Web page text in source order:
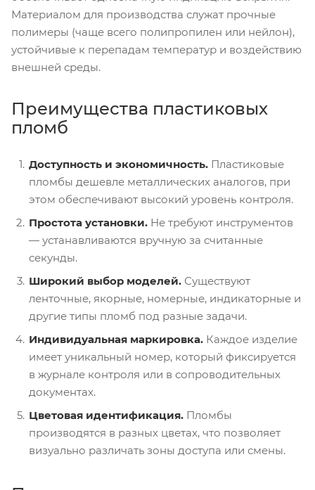
Материалом для производства служат прочные
полимеры (чаще всего полипропилен или нейлон),
устойчивые к перепадам температур и воздействию
внешней среды.
Преимущества пластиковых
пломб
Доступность и экономичность. Пластиковые
пломбы дешевле металлических аналогов, при
этом обеспечивают высокий уровень контроля.
Простота установки. Не требуют инструментов
— устанавливаются вручную за считанные
секунды.
Широкий выбор моделей. Существуют
ленточные, якорные, номерные, индикаторные и
другие типы пломб под разные задачи.
Индивидуальная маркировка. Каждое изделие
имеет уникальный номер, который фиксируется
в журнале контроля или в сопроводительных
документах.
Цветовая идентификация. Пломбы
производятся в разных цветах, что позволяет
визуально различать зоны доступа или смены.